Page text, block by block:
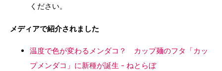
ください。
メディアで紹介されました
温度で色が変わるメンダコ？ カップ麺のフタ「カッ
プメンダコ」に新種が誕生 - ねとらぼ